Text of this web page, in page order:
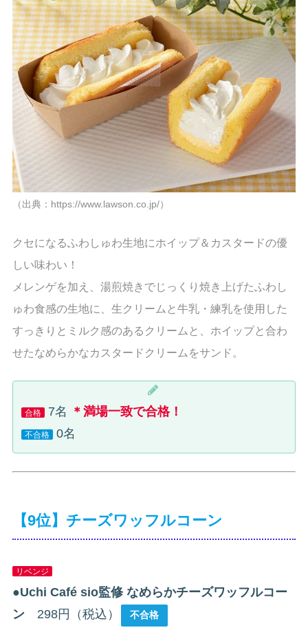
（出典：https://www.lawson.co.jp/）
クセになるふわしゅわ生地にホイップ＆カスタードの優
しい味わい！
メレンゲを加え、湯煎焼きでじっくり焼き上げたふわし
ゅわ食感の生地に、生クリームと牛乳・練乳を使用した
すっきりとミルク感のあるクリームと、ホイップと合わ
せたなめらかなカスタードクリームをサンド。
合格 7名 ＊満場一致で合格！
不合格 0名
【9位】チーズワッフルコーン
リベンジ
●Uchi Café sio監修 なめらかチーズワッフルコー
ン 298円（税込） 不合格